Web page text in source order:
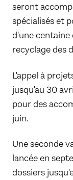
seront
spécialisés et
d'une centaine
recyclage des
L'appel à
jusqu'au 30
pour des
juin.
Une seconde
lancée en
dossiers